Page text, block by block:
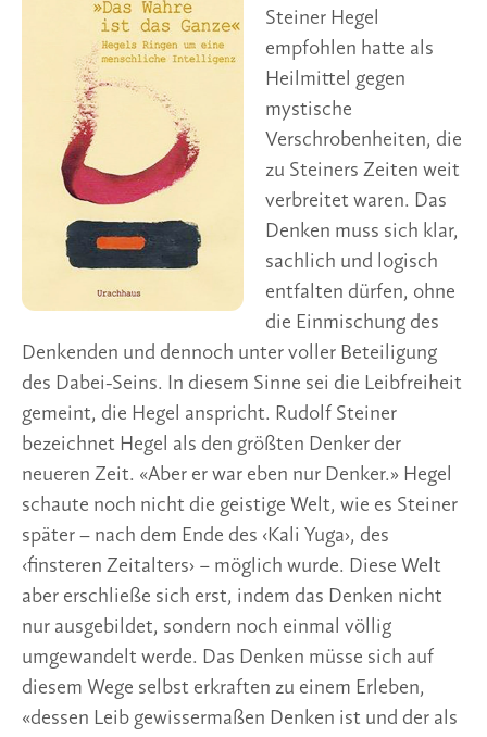
Denken muss sich klar,
sachlich und logisch
entfalten dürfen, ohne
die Einmischung des
Denkenden und dennoch unter voller Beteiligung
des Dabei-Seins. In diesem Sinne sei die Leibfreiheit
gemeint, die Hegel anspricht. Rudolf Steiner
bezeichnet Hegel als den größten Denker der
neueren Zeit. «Aber er war eben nur Denker.» Hegel
schaute noch nicht die geistige Welt, wie es Steiner
später – nach dem Ende des ‹Kali Yuga›, des
‹finsteren Zeitalters› − möglich wurde. Diese Welt
aber erschließe sich erst, indem das Denken nicht
nur ausgebildet, sondern noch einmal völlig
umgewandelt werde. Das Denken müsse sich auf
diesem Wege selbst erkraften zu einem Erleben,
«dessen Leib gewissermaßen Denken ist und der als
Seele in sich den Geist der Welt aufnimmt».(4)
Die Empfehlung liegt im Folgenden: Günther
Dellbrügger macht in seiner übersichtlichen und so
wesentlichen Art ein Angebot, und wir als Lesende
können im Nachvollzug einen ungeahnten Gewinn
aus der Lektüre ziehen.